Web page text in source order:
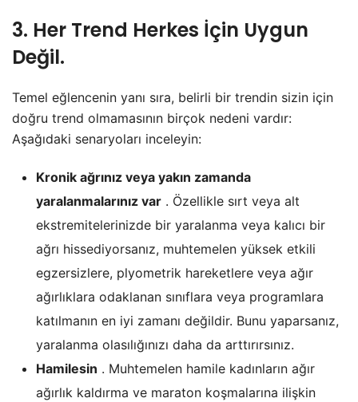
3. Her Trend Herkes İçin Uygun
Değil.
Temel eğlencenin yanı sıra, belirli bir trendin sizin için
doğru trend olmamasının birçok nedeni vardır:
Aşağıdaki senaryoları inceleyin:
Kronik ağrınız veya yakın zamanda
yaralanmalarınız var . Özellikle sırt veya alt
ekstremitelerinizde bir yaralanma veya kalıcı bir
ağrı hissediyorsanız, muhtemelen yüksek etkili
egzersizlere, plyometrik hareketlere veya ağır
ağırlıklara odaklanan sınıflara veya programlara
katılmanın en iyi zamanı değildir. Bunu yaparsanız,
yaralanma olasılığınızı daha da arttırırsınız.
Hamilesin . Muhtemelen hamile kadınların ağır
ağırlık kaldırma ve maraton koşmalarına ilişkin